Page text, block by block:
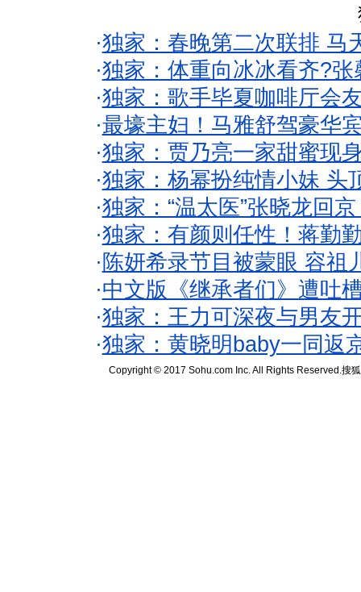
·独家：春晚第二次联排 马
·独家：体重向冰冰看齐?
·独家：歌手毕夏咖啡厅会
·最壕主妇！马雅舒驾豪华
·独家：贾乃亮一家甜蜜现
·独家：杨幂扮纯情小妹 头
·独家：“温太医”张晓龙回
·独家：有颜则任性！蒋勤
· 陈妍希录节目被蒙眼 容祖
·中文版《继承者们》遭吐
·独家：王力可深夜与男友
·独家：黄晓明baby一同返
Copyright © 2017 Sohu.com Inc. All Rights Reserved.搜